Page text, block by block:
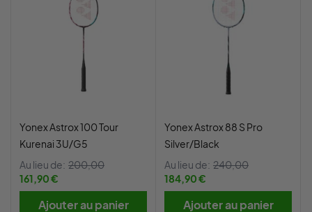
Yonex Astrox 100 Tour
Kurenai 3U/G5
Au lieu de: 200,00
161,90 €
Ajouter au panier
Yonex Astrox 88 S Pro
Silver/Black
Au lieu de: 240,00
184,90 €
Ajouter au panier